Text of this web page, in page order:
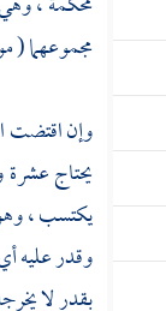
مجموعهما (
وإن اقتضت
يحتاج عشرة
يكتسب ،
وقدر عليه
بقدر لا